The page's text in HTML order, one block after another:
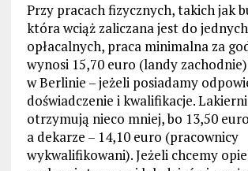
Przy pracach fizycznych, takich jak
która wciąż zaliczana jest do
opłacalnych, praca minimalna za
wynosi 15,70 euro (landy
w Berlinie – jeżeli posiadamy
doświadczenie i kwalifikacje.
otrzymują nieco mniej, bo 13,50
a dekarze – 14,10 euro (pracownicy
wykwalifikowani). Jeżeli chcemy